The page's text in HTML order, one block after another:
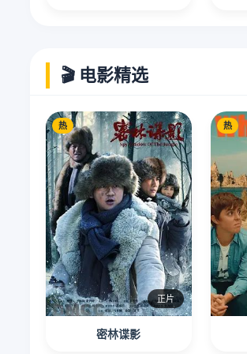
🎬 电影精选
热
正片
密林谍影
热